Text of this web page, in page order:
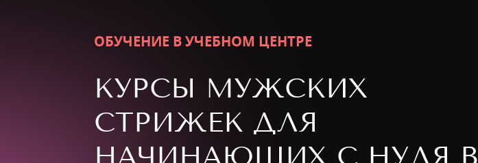
ОБУЧЕНИЕ В УЧЕБНОМ ЦЕНТРЕ
КУРСЫ МУЖСКИХ
СТРИЖЕК ДЛЯ
НАЧИНАЮЩИХ С НУЛЯ В